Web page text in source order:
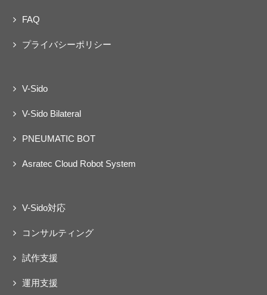
FAQ
プライバシーポリシー
V-Sido
V-Sido Bilateral
PNEUMATIC BOT
Asratec Cloud Robot System
V-Sido対応
コンサルティング
試作支援
運用支援